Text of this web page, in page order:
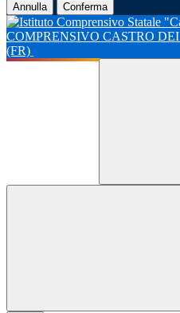
Annulla Conferma
COMPRENSIVO CASTRO
(FR)